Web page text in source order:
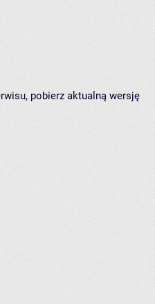
pobierz aktualną wersję